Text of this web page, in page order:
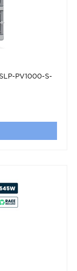
PV1000-S-